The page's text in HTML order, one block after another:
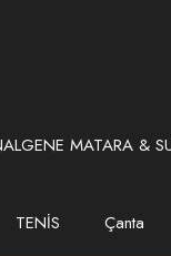
MATARA &
TENİS Çanta